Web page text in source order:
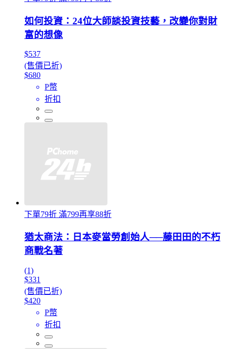
如何投資：24位大師談投資技藝，改變你對財
富的想像
$537
(售價已折)
$680
P幣
折扣
下單79折 滿799再享88折
猶太商法：日本麥當勞創始人──藤田田的不朽
商戰名著
(1)
$331
(售價已折)
$420
P幣
折扣